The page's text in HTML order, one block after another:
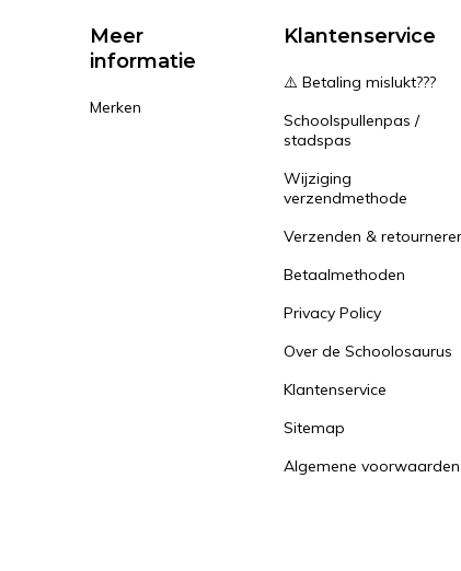
Meer
informatie
Merken
Klantenservice
⚠️ Betaling mislukt???
Schoolspullenpas /
stadspas
Wijziging
verzendmethode
Verzenden &
Betaalmethoden
Privacy Policy
Over de Schoolosaurus
Klantenservice
Sitemap
Algemene voorwaarden